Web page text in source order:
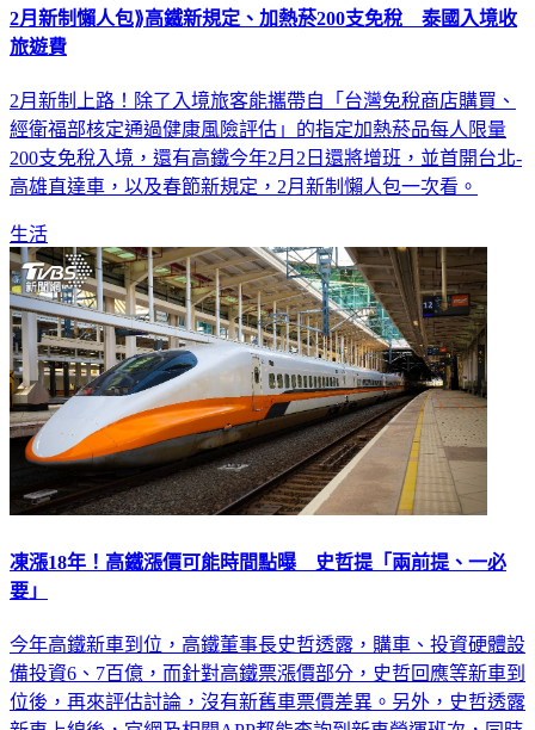
2月新制懶人包⟫高鐵新規定、加熱菸200支免稅 泰國入境收
旅遊費
2月新制上路！除了入境旅客能攜帶自「台灣免稅商店購買、
經衛福部核定通過健康風險評估」的指定加熱菸品每人限量
200支免稅入境，還有高鐵今年2月2日還將增班，並首開台北-
高雄直達車，以及春節新規定，2月新制懶人包一次看。
生活
凍漲18年！高鐵漲價可能時間點曝 史哲提「兩前提、一必
要」
今年高鐵新車到位，高鐵董事長史哲透露，購車、投資硬體設
備投資6、7百億，而針對高鐵票漲價部分，史哲回應等新車到
位後，再來評估討論，沒有新舊車票價差異。另外，史哲透露